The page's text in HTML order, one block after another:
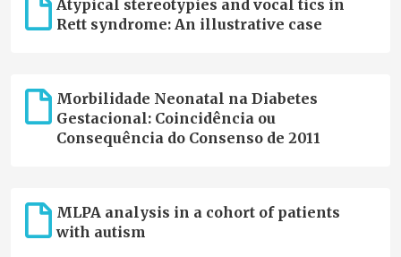
Atypical stereotypies and vocal tics in
Rett syndrome: An illustrative case
Morbilidade Neonatal na Diabetes
Gestacional: Coincidência ou
Consequência do Consenso de 2011
MLPA analysis in a cohort of patients
with autism